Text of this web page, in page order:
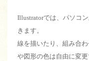
Illustratorでは、パソコ
きます。
線を描いたり、組み合
や図形の色は自由に変